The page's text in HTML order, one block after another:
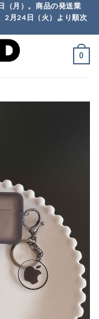
（月）。商品の発送業
2月24日（火）より順次
0